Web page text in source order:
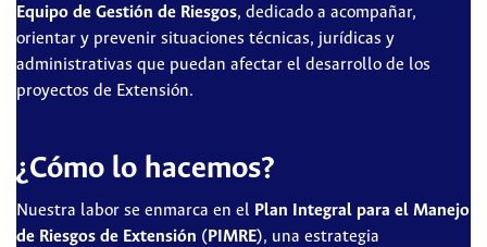
Equipo de Gestión de Riesgos, dedicado a acompañar,
orientar y prevenir situaciones técnicas, jurídicas y
administrativas que puedan afectar el desarrollo de los
proyectos de Extensión.
¿Cómo lo hacemos?
Nuestra labor se enmarca en el Plan Integral para el Manejo
de Riesgos de Extensión (PIMRE), una estrategia